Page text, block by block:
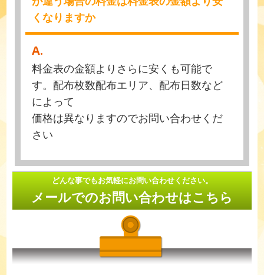
くなりますか
A.
料金表の金額よりさらに安くも可能で
す。配布枚数配布エリア、配布日数など
によって
価格は異なりますのでお問い合わせくだ
さい
どんな事でもお気軽にお問い合わせください。
メールでのお問い合わせはこちら